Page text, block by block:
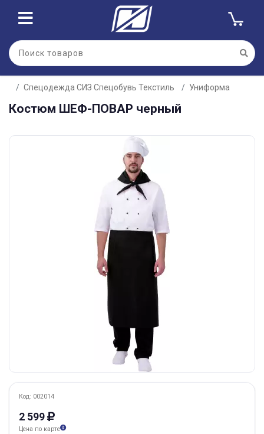
Спецодежда СИЗ Спецобувь Текстиль Униформа
Костюм ШЕФ-ПОВАР черный
Код: 002014
2 599
Цена по карте